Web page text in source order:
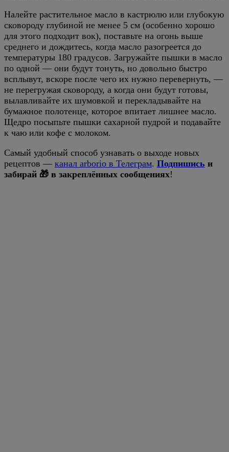
Налейте растительное масло в кастрюлю или глубокую
сковороду глубиной не менее 5 см (особенно хорошо
для этого подходит вок), поставьте на огонь выше
среднего и дождитесь, когда масло разогреется до
температуры 180 градусов. Загружайте пышки в масло
по одной — они будут тонуть, но довольно быстро
всплывут, вскоре после чего их нужно перевернуть, —
не перегружая сковороду, а когда они будут готовы,
вылавливайте их шумовкой и перекладывайте на
бумажное полотенце, которое впитает лишнее масло.
Щедро посыпьте пышки сахарной пудрой и подавайте
к чаю или кофе с молоком.
Самый удобный способ узнавать о выходе новых
рецептов — канал arborio в Телеграм. Подпишись и
забирай 🎁 в закреплённых сообщениях!